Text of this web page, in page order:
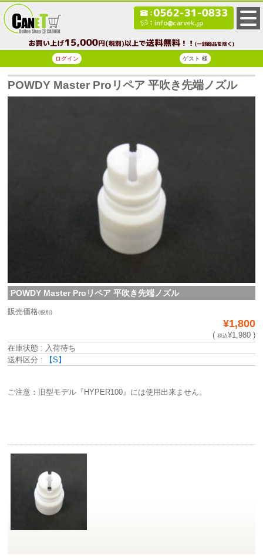
ログイン ゲスト 様
POWDY Master Proリペア 平吹き先端ノズル
POWDY Master Proリペア 平吹き先端ノズル
販売価格(税別)
¥1,800
( 税込¥1,980 )
在庫状態 : 入荷待ち
送料区分 :
【S】
ご注意：旧型モデル『HYPER100』には使用出来ません。